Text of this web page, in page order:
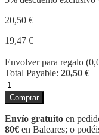
20,50 €
19,47 €
Envolver para regalo (
Total Payable: 20,50 €
A
CORAZÓN
ABIERTO
cantidad
Comprar
Envío gratuito en
80€ en Baleares; o